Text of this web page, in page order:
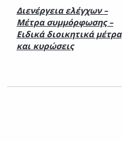
Διενέργεια ελέγχων –
Μέτρα συμμόρφωσης –
Ειδικά διοικητικά μέτρα
και κυρώσεις